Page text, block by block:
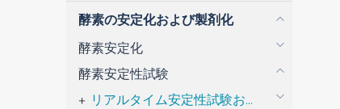
酵素の安定化および製剤化
酵素安定化
酵素安定性試験
リアルタイム安定性試験および加速安定性試験